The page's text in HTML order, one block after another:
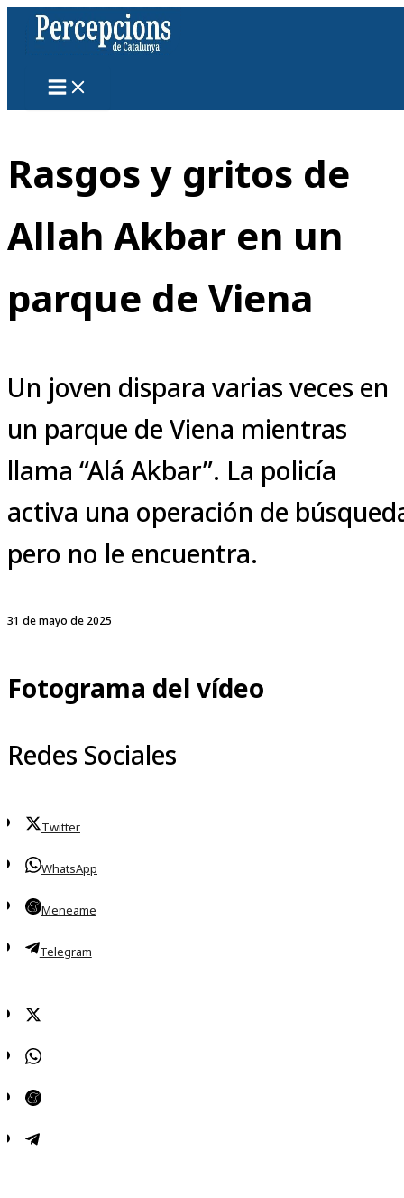
contenido
Rasgos y gritos de
Allah Akbar en un
parque de Viena
Un joven dispara varias veces en
un parque de Viena mientras
llama “Alá Akbar”. La policía
activa una operación de
pero no le encuentra.
31 de mayo de 2025
Fotograma del vídeo
Redes Sociales
Twitter
WhatsApp
Meneame
Telegram